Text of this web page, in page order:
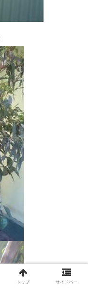
トップ サイドバー